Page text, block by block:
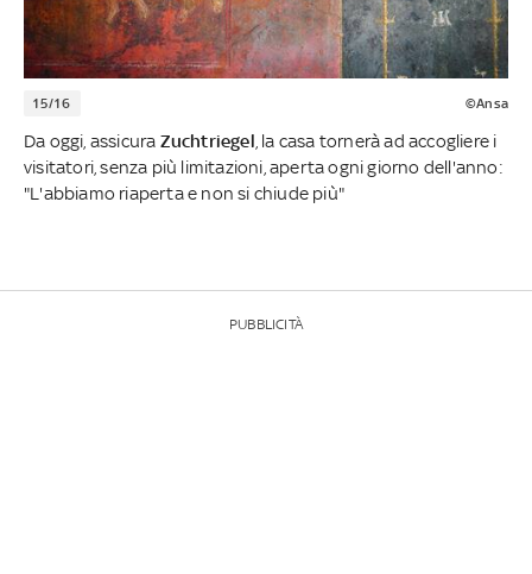
15/16 ©Ansa
Da oggi, assicura Zuchtriegel , la casa tornerà ad accogliere i
visitatori, senza più limitazioni, aperta ogni giorno dell'anno:
"L'abbiamo riaperta e non si chiude più"
PUBBLICITÀ